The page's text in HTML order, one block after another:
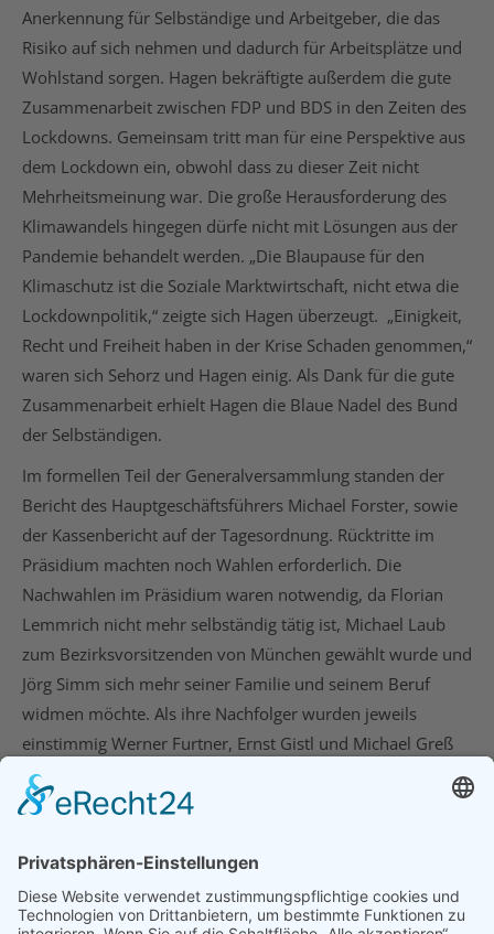
Anerkennung für Selbständige und Arbeitgeber, die das
Risiko auf sich nehmen und dadurch für Arbeitsplätze und
Wohlstand sorgen. Hagen bekräftigte außerdem die gute
Zusammenarbeit zwischen FDP und BDS in den Zeiten des
Lockdowns. Gemeinsam tritt man für eine Perspektive aus
dem Lockdown ein, obwohl dass zu dieser Zeit nicht
Mehrheitsmeinung war. Die große Herausforderung des
Klimawandels hingegen dürfe nicht mit Lösungen aus der
Pandemie behandelt werden. „Die Blaupause für den
Klimaschutz ist die Soziale Marktwirtschaft, nicht etwa die
Lockdownpolitik,“ zeigte sich Hagen überzeugt. „Einigkeit,
Recht und Freiheit haben in der Krise Schaden genommen,“
waren sich Sehorz und Hagen einig. Als Dank für die gute
Zusammenarbeit erhielt Hagen die Blaue Nadel des Bund
der Selbständigen.
Im formellen Teil der Generalversammlung standen der
Bericht des Hauptgeschäftsführers Michael Forster, sowie
der Kassenbericht auf der Tagesordnung. Rücktritte im
Präsidium machten noch Wahlen erforderlich. Die
Nachwahlen im Präsidium waren notwendig, da Florian
Lemmrich nicht mehr selbständig tätig ist, Michael Laub
zum Bezirksvorsitzenden von München gewählt wurde und
Jörg Simm sich mehr seiner Familie und seinem Beruf
widmen möchte. Als ihre Nachfolger wurden jeweils
einstimmig Werner Furtner, Ernst Gistl und Michael Greß
gewählt.
21. Oktober 2021